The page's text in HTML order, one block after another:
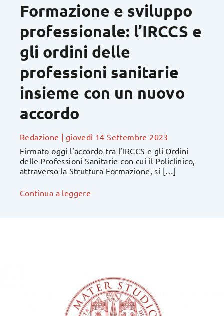
Formazione e sviluppo
professionale: l’IRCCS e
gli ordini delle
professioni sanitarie
insieme con un nuovo
accordo
Redazione | giovedì 14 Settembre 2023
Firmato oggi l’accordo tra l’IRCCS e gli Ordini
delle Professioni Sanitarie con cui il Policlinico,
attraverso la Struttura Formazione, si […]
Continua a leggere